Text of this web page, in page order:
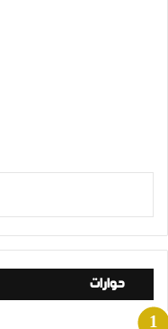
حوارات